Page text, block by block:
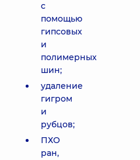
с
помощью
гипсовых
и
полимерных
шин;
удаление
гигром
и
рубцов;
ПХО
ран,